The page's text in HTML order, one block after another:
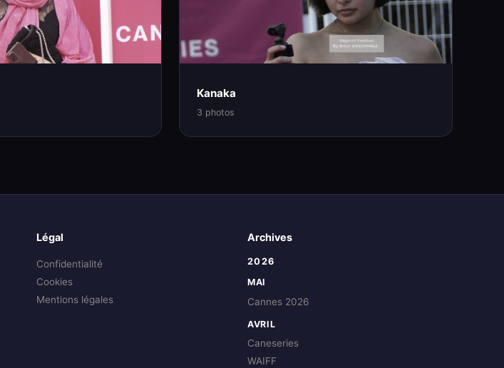
Kanaka
3 photos
Légal
Confidentialité
Cookies
Mentions légales
Archives
2026
MAI
Cannes 2026
AVRIL
Caneseries
WAIFF